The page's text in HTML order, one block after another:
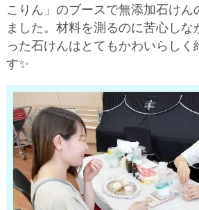
こりん」のブースで無添加石けん
ました。材料を測るのに苦心しな
った石けんはとてもかわいらしく
す✨